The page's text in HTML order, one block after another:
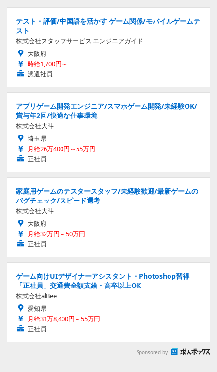
テスト・評価/中国語を活かす ゲーム関係/モバイルゲームテ
スト
株式会社スタッフサービス エンジニアガイド
大阪府
時給1,700円～
派遣社員
アプリゲーム開発エンジニア/スマホゲーム開発/未経験OK/
賞与年2回/快適な仕事環境
株式会社大斗
埼玉県
月給26万400円～55万円
正社員
家庭用ゲームのテスタースタッフ/未経験歓迎/最新ゲームの
バグチェック/スピード選考
株式会社大斗
大阪府
月給32万円～50万円
正社員
ゲーム向けUIデザイナーアシスタント・Photoshop習得
「正社員」交通費全額支給・高卒以上OK
株式会社alBee
愛知県
月給31万8,400円～55万円
正社員
Sponsored by